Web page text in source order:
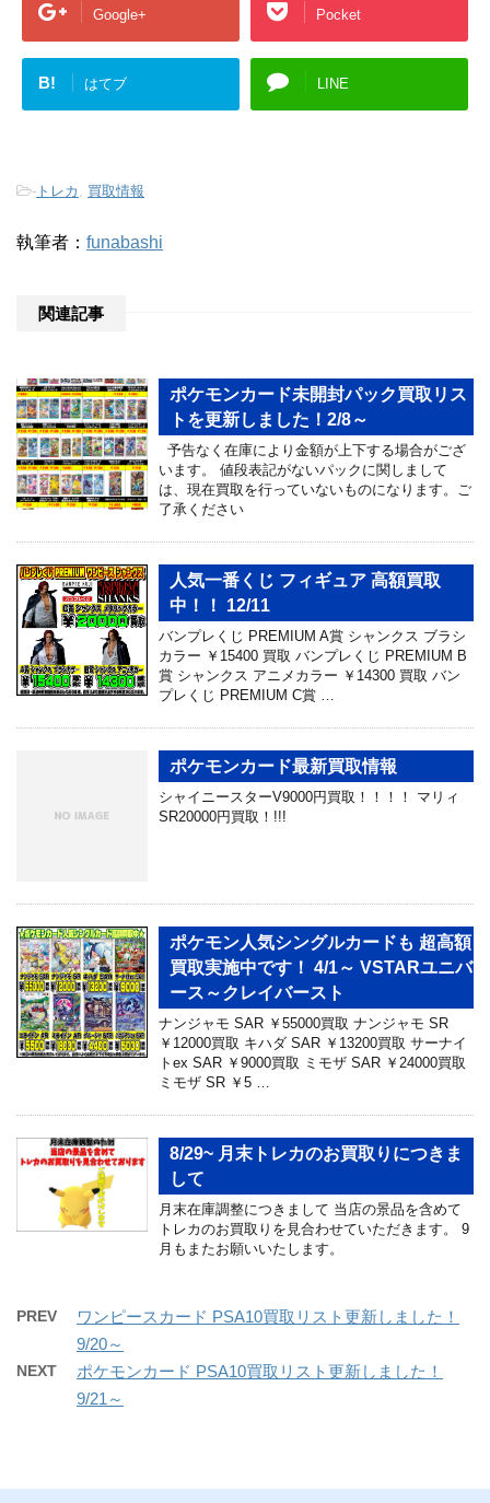
Google+ Pocket
B! はてブ LINE
- トレカ 買取情報
執筆者： funabashi
関連記事
ポケモンカード未開封パック買取リス
トを更新しました！2/8～
予告なく在庫により金額が上下する場合がござ
います。 値段表記がないパックに関しまして
は、現在買取を行っていないものになります。ご
了承ください
人気一番くじ フィギュア 高額買取
中！！ 12/11
バンプレくじ PREMIUM A賞 シャンクス ブラシ
カラー ￥15400 買取 バンプレくじ PREMIUM B
賞 シャンクス アニメカラー ￥14300 買取 バン
プレくじ PREMIUM C賞 …
ポケモンカード最新買取情報
シャイニースターV9000円買取！！！！ マリィ
SR20000円買取！!!!
ポケモン人気シングルカードも 超高額
買取実施中です！ 4/1～ VSTARユニバ
ース～クレイバースト
ナンジャモ SAR ￥55000買取 ナンジャモ SR
￥12000買取 キハダ SAR ￥13200買取 サーナイ
トex SAR ￥9000買取 ミモザ SAR ￥24000買取
ミモザ SR ￥5 …
8/29~ 月末トレカのお買取りにつきま
して
月末在庫調整につきまして 当店の景品を含めて
トレカのお買取りを見合わせていただきます。 9
月もまたお願いいたします。
PREV
ワンピースカード PSA10買取リスト更新しました！
9/20～
NEXT
ポケモンカード PSA10買取リスト更新しました！
9/21～